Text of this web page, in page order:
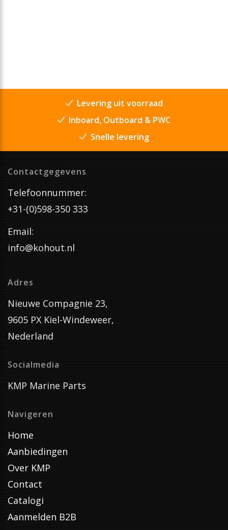
Levering uit voorraad
Inboard, Outboard & PWC
Snelle levering
Contactgegevens
Telefoonnummer:
+31-(0)598-350 333
Email:
info@kohout.nl
Adres
Nieuwe Compagnie 23,
9605 PX Kiel-Windeweer,
Nederland
Socialmedia
KMP Marine Parts
Navigeren
Home
Aanbiedingen
Over KMP
Contact
Catalogi
Aanmelden B2B